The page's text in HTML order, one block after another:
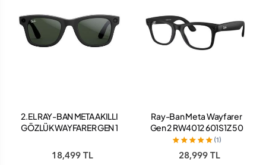
2.EL RAY-BAN META AKILLI
GÖZLÜK WAYFARER GEN 1
18,499 TL
Ray-Ban Meta Wayfarer
Gen 2 RW4012 601S1Z 50
Beden Mat Siyah-
Transitions Gri Akıllı Gözlük
(1)
28,999 TL